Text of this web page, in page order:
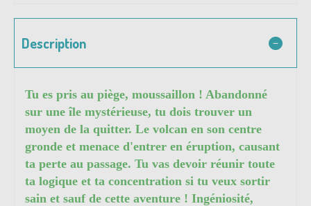
Description
Tu es pris au piège, moussaillon ! Abandonné
sur une île mystérieuse, tu dois trouver un
moyen de la quitter. Le volcan en son centre
gronde et menace d'entrer en éruption, causant
ta perte au passage. Tu vas devoir réunir toute
ta logique et ta concentration si tu veux sortir
sain et sauf de cette aventure ! Ingéniosité,